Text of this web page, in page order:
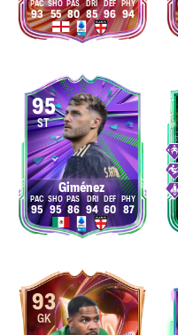
93 55 80 85 96 94
95
ST
Giménez
95 95 86 94 60 87
93
GK